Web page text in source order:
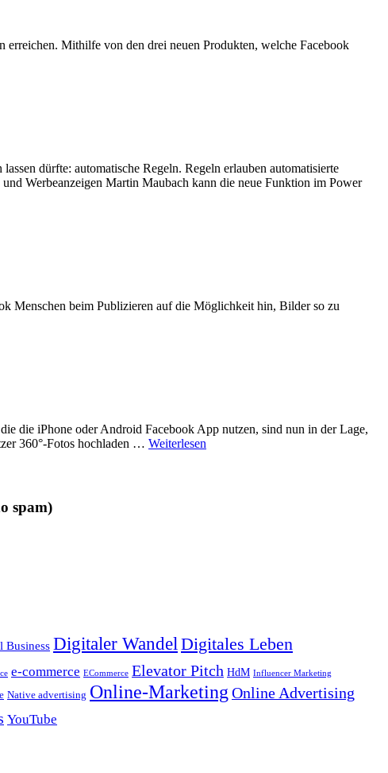
Mithilfe von den drei neuen Produkten, welche Facebook
dürfte: automatische Regeln. Regeln erlauben automatisierte
Werbeanzeigen Martin Maubach kann die neue Funktion im Power
Menschen beim Publizieren auf die Möglichkeit hin, Bilder so zu
die iPhone oder Android Facebook App nutzen, sind nun in der Lage,
360°-Fotos hochladen … Weiterlesen
spam)
Business Digitaler Wandel Digitales Leben
e-commerce ECommerce Elevator Pitch HdM Influencer Marketing
Native advertising Online-Marketing Online Advertising
YouTube